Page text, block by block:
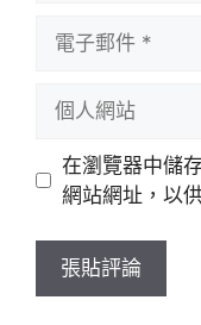
站
在瀏覽器中儲
網站網址，以